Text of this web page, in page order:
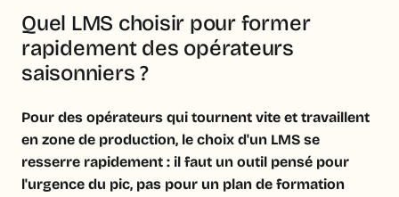
Quel LMS choisir pour former
rapidement des opérateurs
saisonniers ?
Pour des opérateurs qui tournent vite et travaillent
en zone de production, le choix d'un LMS se
resserre rapidement : il faut un outil pensé pour
l'urgence du pic, pas pour un plan de formation